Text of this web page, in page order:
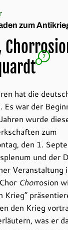
zum
2
hat die
war der
wurde
zum
den 1.
und der
Veranstaltung
Chorrosion
Krieg“
den Krieg
was er